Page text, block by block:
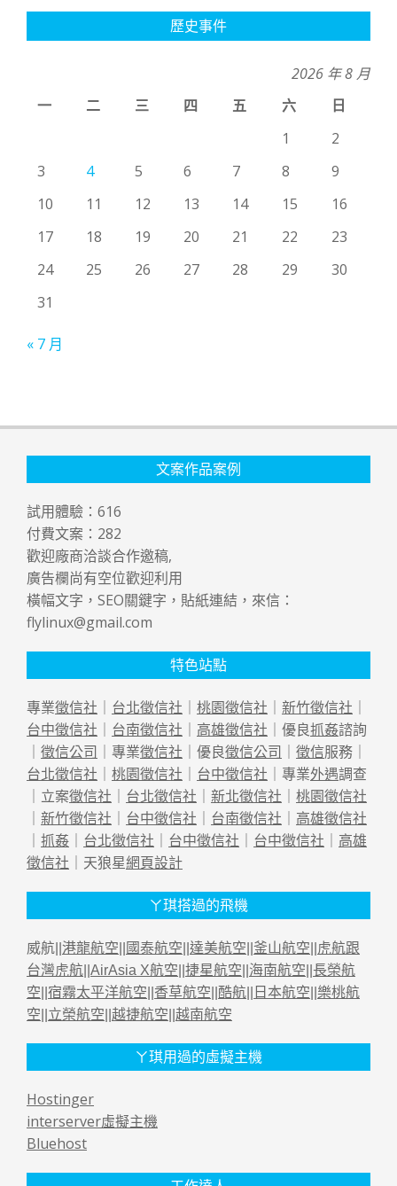
歷史事件
2026 年 8 月
一
二 三 四 五 六
日
1
2
3
4 5 6 7 8
9
10
11 12 13 14 15
16
17
18 19 20 21 22
23
24
25 26 27 28 29
30
31
« 7 月
文案作品案例
試用體驗： 616
付費文案： 282
歡迎廠商洽談合作邀稿,
廣告欄尚有空位歡迎利用
橫幅文字，SEO關鍵字，貼紙連結，來信：
flylinux@gmail.com
特色站點
專業徵信社 台北徵信社 桃園徵信社 新竹徵信社
台中徵信社
台南徵信社 高雄徵信社 ｜優良抓姦諮詢
徵信公司 ｜專業徵信社 ｜優良徵信公司 徵信服務｜
台北徵信社
桃園徵信社 台中徵信社 ｜專業外遇調查
｜立案徵信社 台北徵信社 新北徵信社
桃園徵信社
新竹徵信社 台中徵信社 台南徵信社
高雄徵信社
抓姦 台北徵信社 台中徵信社 台中徵信社
高雄
徵信社 ｜天狼星網頁設計
ㄚ琪搭過的飛機
威航|| 港龍航空 國泰航空 達美航空 釜山航空
虎航跟
台灣虎航 AirAsia X航空 捷星航空 海南航空 長榮航
空 宿霧太平洋航空 香草航空 酷航 日本航空 樂桃航
空 立榮航空 越捷航空 越南航空
ㄚ琪用過的虛擬主機
Hostinger
interserver虛擬主機
Bluehost